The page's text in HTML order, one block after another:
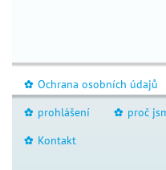
_ Ochrana osobních údajů
_ prohlášení _ proč
_ Kontakt